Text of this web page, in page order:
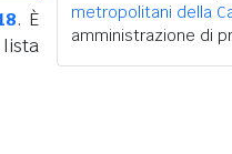
. È
metropolitani della
amministrazione di